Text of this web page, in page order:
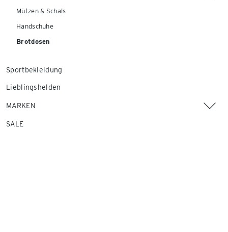
Mützen & Schals
Handschuhe
Brotdosen
Sportbekleidung
Lieblingshelden
MARKEN
SALE